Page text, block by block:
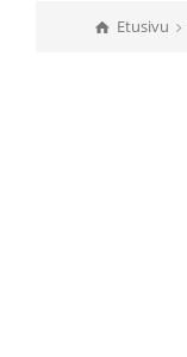
Etusivu